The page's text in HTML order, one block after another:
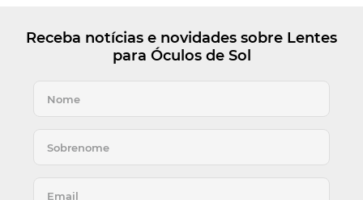
Receba notícias e novidades sobre Lentes
para Óculos de Sol